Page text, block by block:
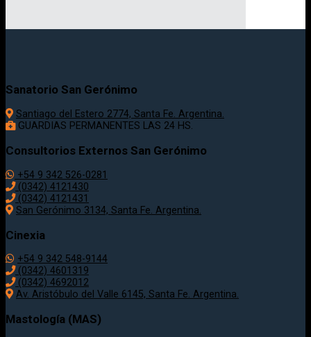
Sanatorio San Gerónimo
Santiago del Estero 2774, Santa Fe. Argentina.
GUARDIAS PERMANENTES LAS 24 HS.
Consultorios Externos San Gerónimo
+54 9 342 526-0281
(0342) 4121430
(0342) 4121431
San Gerónimo 3134, Santa Fe. Argentina.
Cinexia
+54 9 342 548-9144
(0342) 4601319
(0342) 4692012
Av. Aristóbulo del Valle 6145, Santa Fe. Argentina.
Mastología (MAS)